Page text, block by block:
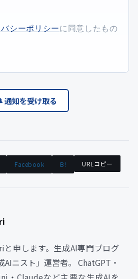
シーポリシーに同意したもの
通知を受け取る
Facebook B! URLコピー
申します。生成AI専門ブログ
AIニスト」運営者。 ChatGPT・